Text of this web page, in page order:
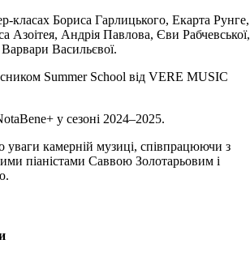
класах Бориса Гарлицького, Екарта Рунге,
Андрія Павлова, Єви Рабчевської,
Васильєвої.
Summer School від VERE MUSIC
у сезоні 2024–2025.
уваги камерній музиці, співпрацюючи з
піаністами Саввою Золотарьовим і